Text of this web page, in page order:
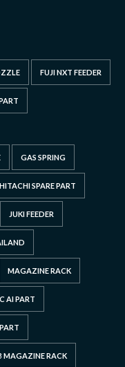
FUJI NXT FEEDER
GAS SPRING
HITACHI SPARE PART
JUKI FEEDER
MAGAZINE RACK
AI PART
MAGAZINE RACK